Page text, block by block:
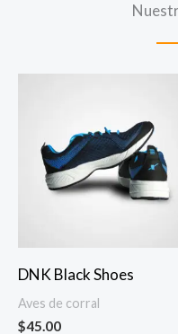
DNK Black Shoes
Aves de corral
$45.00